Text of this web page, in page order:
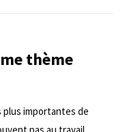
thème
plus importantes de